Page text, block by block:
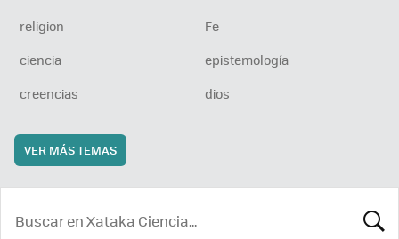
religion
Fe
ciencia
epistemología
creencias
dios
VER MÁS TEMAS